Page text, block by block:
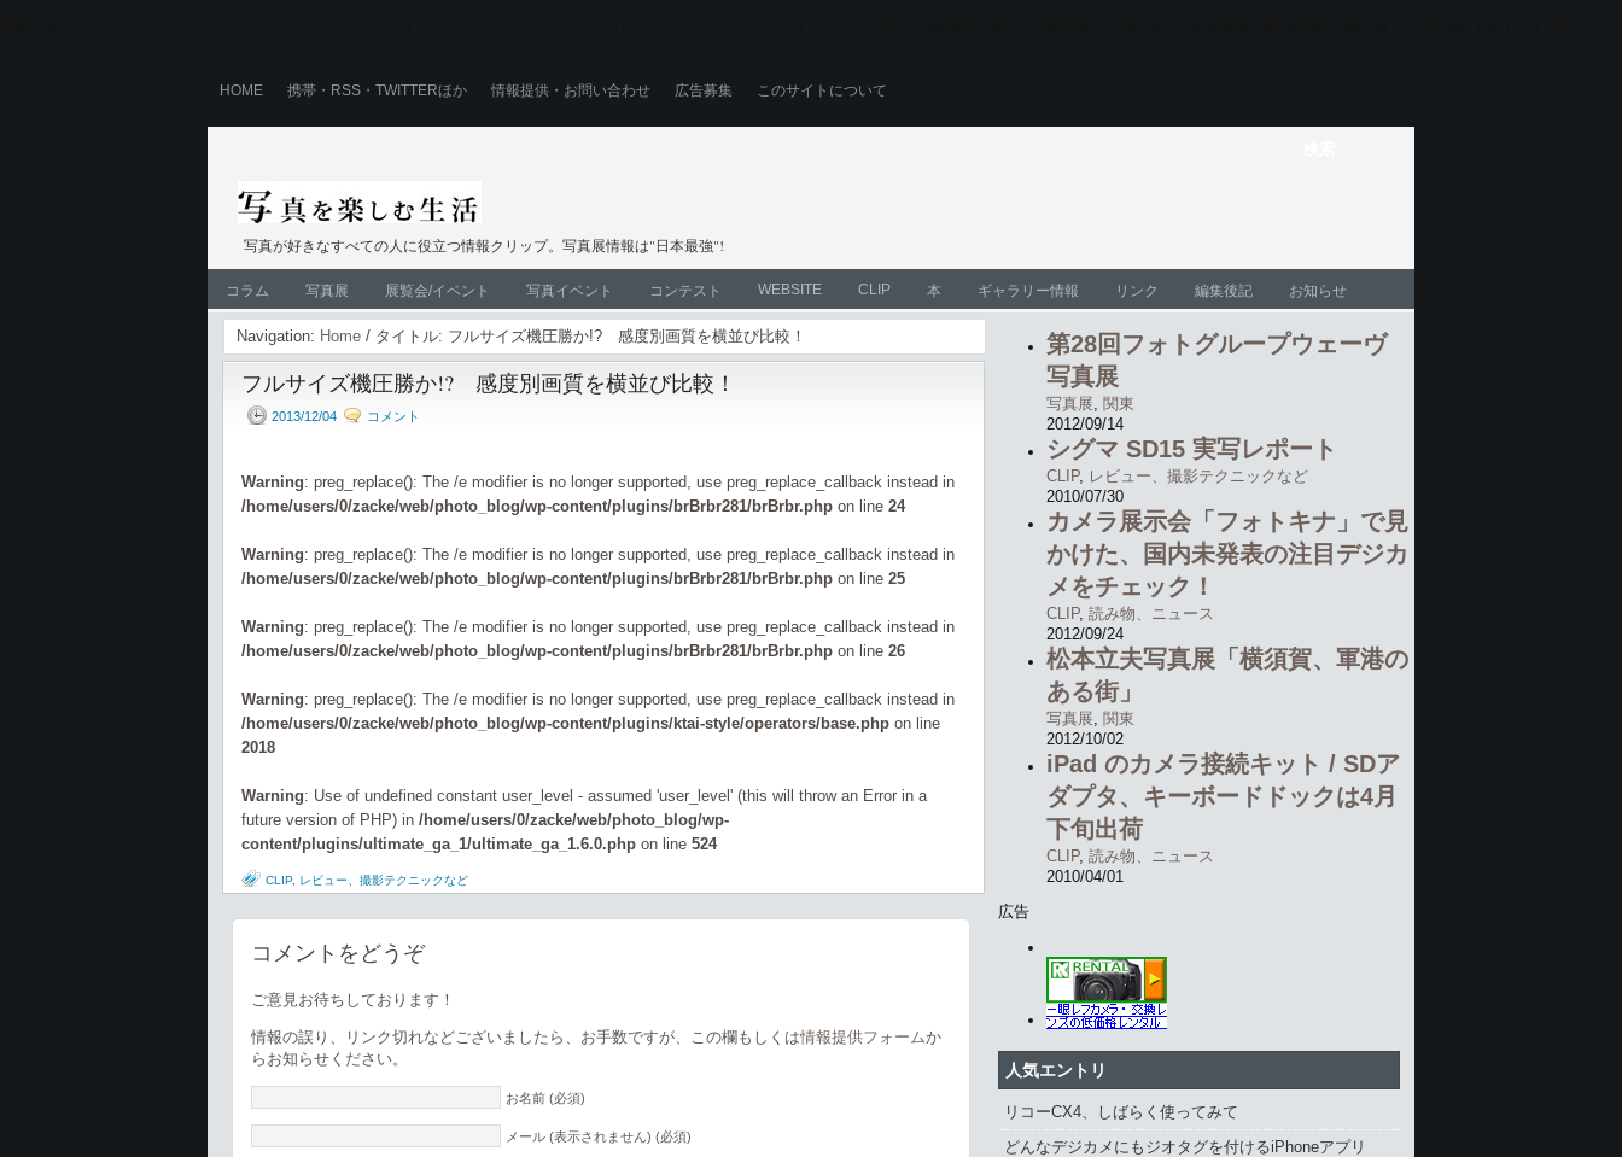
HOME 携帯・RSS・TWITTERほか 情報提供・お問い合わせ 広告募集 このサイトについて
写真が好きなすべての人に役立つ情報クリップ。写真展情報は"日本最強"!
コラム 写真展 展覧会/イベント 写真イベント コンテスト WEBSITE CLIP 本 ギャラリー情報 リンク 編集後記 お知らせ
Navigation: Home / タイトル: フルサイズ機圧勝か!? 感度別画質を横並び比較！
フルサイズ機圧勝か!? 感度別画質を横並び比較！
2013/12/04 コメント
Warning: preg_replace(): The /e modifier is no longer supported, use preg_replace_callback instead in
/home/users/0/zacke/web/photo_blog/wp-content/plugins/brBrbr281/brBrbr.php on line 24
Warning: preg_replace(): The /e modifier is no longer supported, use preg_replace_callback instead in
/home/users/0/zacke/web/photo_blog/wp-content/plugins/brBrbr281/brBrbr.php on line 25
Warning: preg_replace(): The /e modifier is no longer supported, use preg_replace_callback instead in
/home/users/0/zacke/web/photo_blog/wp-content/plugins/brBrbr281/brBrbr.php on line 26
Warning: preg_replace(): The /e modifier is no longer supported, use preg_replace_callback instead in
/home/users/0/zacke/web/photo_blog/wp-content/plugins/ktai-style/operators/base.php on line
2018
Warning: Use of undefined constant user_level - assumed 'user_level' (this will throw an Error in a
future version of PHP) in /home/users/0/zacke/web/photo_blog/wp-
content/plugins/ultimate_ga_1/ultimate_ga_1.6.0.php on line 524
CLIP, レビュー、撮影テクニックなど
コメントをどうぞ
ご意見お待ちしております！
情報の誤り、リンク切れなどございましたら、お手数ですが、この欄もしくは情報提供フォームか
らお知らせください。
お名前 (必須)
メール (表示されません) (必須)
第28回フォトグループウェーヴ
写真展
写真展, 関東
2012/09/14
シグマ SD15 実写レポート
CLIP, レビュー、撮影テクニックなど
2010/07/30
カメラ展示会「フォトキナ」で見
かけた、国内未発表の注目デジカ
メをチェック！
CLIP, 読み物、ニュース
2012/09/24
松本立夫写真展「横須賀、軍港の
ある街」
写真展, 関東
2012/10/02
iPad のカメラ接続キット / SDア
ダプタ、キーボードドックは4月
下旬出荷
CLIP, 読み物、ニュース
2010/04/01
広告
人気エントリ
リコーCX4、しばらく使ってみて
どんなデジカメにもジオタグを付けるiPhoneアプリ